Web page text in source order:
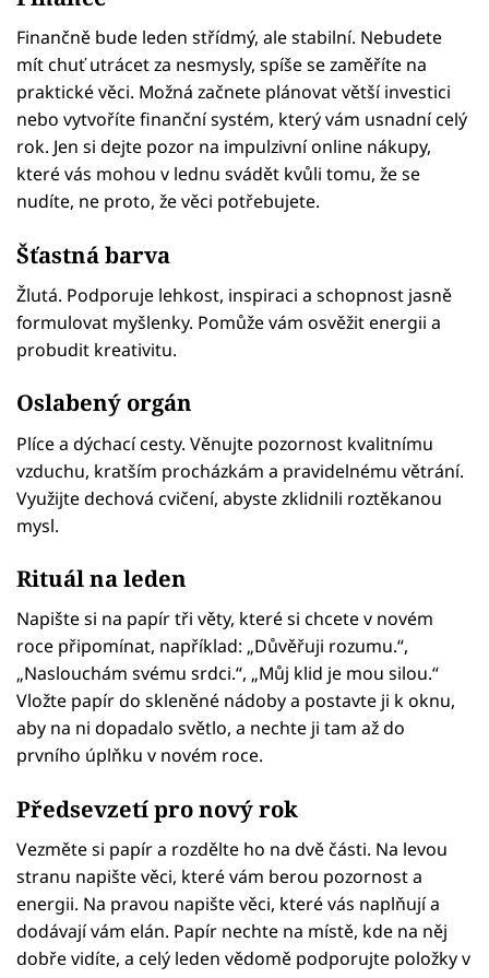
Finančně bude leden střídmý, ale stabilní. Nebudete
mít chuť utrácet za nesmysly, spíše se zaměříte na
praktické věci. Možná začnete plánovat větší investici
nebo vytvoříte finanční systém, který vám usnadní celý
rok. Jen si dejte pozor na impulzivní online nákupy,
které vás mohou v lednu svádět kvůli tomu, že se
nudíte, ne proto, že věci potřebujete.
Šťastná barva
Žlutá. Podporuje lehkost, inspiraci a schopnost jasně
formulovat myšlenky. Pomůže vám osvěžit energii a
probudit kreativitu.
Oslabený orgán
Plíce a dýchací cesty. Věnujte pozornost kvalitnímu
vzduchu, kratším procházkám a pravidelnému větrání.
Využijte dechová cvičení, abyste zklidnili roztěkanou
mysl.
Rituál na leden
Napište si na papír tři věty, které si chcete v novém
roce připomínat, například: „Důvěřuji rozumu.“,
„Naslouchám svému srdci.“, „Můj klid je mou silou.“
Vložte papír do skleněné nádoby a postavte ji k oknu,
aby na ni dopadalo světlo, a nechte ji tam až do
prvního úplňku v novém roce.
Předsevzetí pro nový rok
Vezměte si papír a rozdělte ho na dvě části. Na levou
stranu napište věci, které vám berou pozornost a
energii. Na pravou napište věci, které vás naplňují a
dodávají vám elán. Papír nechte na místě, kde na něj
dobře vidíte, a celý leden vědomě podporujte položky v